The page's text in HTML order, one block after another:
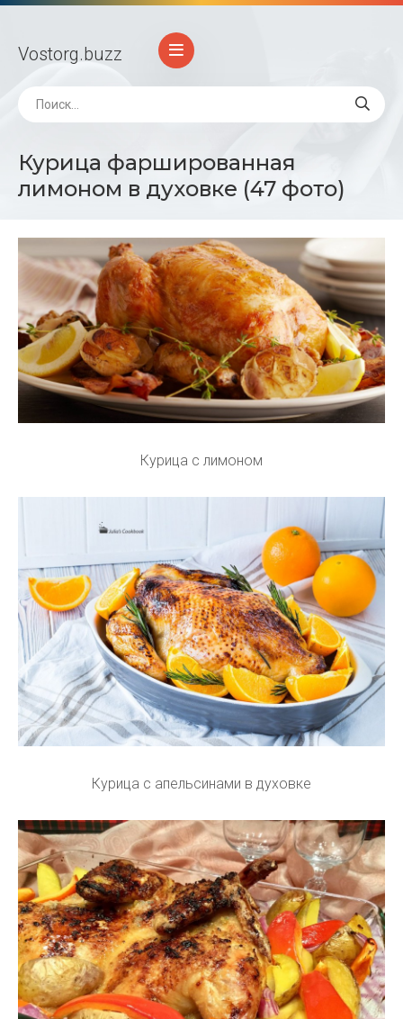
Vostorg.buzz
Курица фаршированная
лимоном в духовке (47 фото)
Курица с лимоном
Курица с апельсинами в духовке